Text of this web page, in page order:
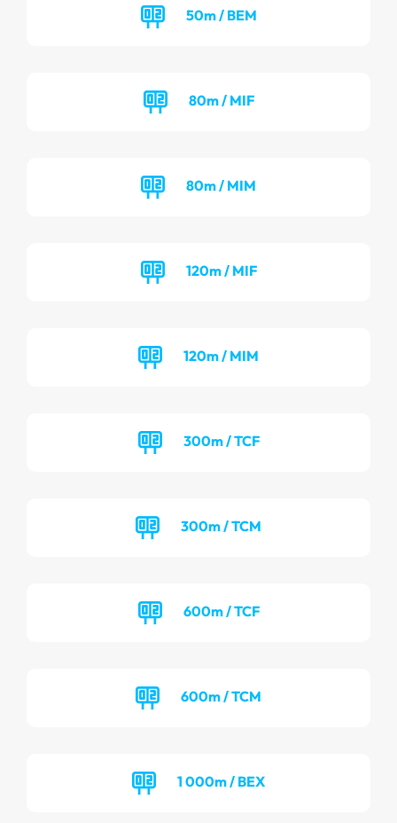
50m / BEM
80m / MIF
80m / MIM
120m / MIF
120m / MIM
300m / TCF
300m / TCM
600m / TCF
600m / TCM
1 000m / BEX